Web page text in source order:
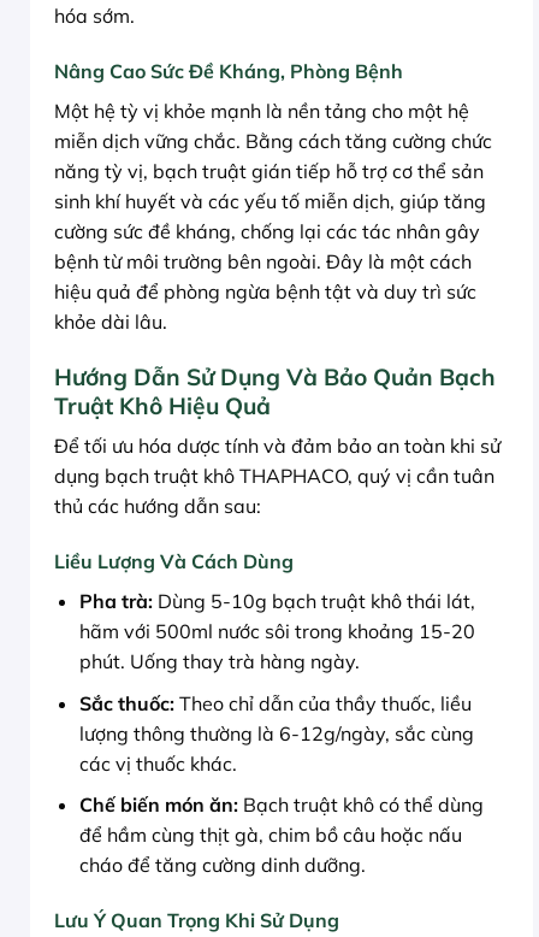
hóa sớm.
Nâng Cao Sức Đề Kháng, Phòng Bệnh
Một hệ tỳ vị khỏe mạnh là nền tảng cho một hệ
miễn dịch vững chắc. Bằng cách tăng cường chức
năng tỳ vị, bạch truật gián tiếp hỗ trợ cơ thể sản
sinh khí huyết và các yếu tố miễn dịch, giúp tăng
cường sức đề kháng, chống lại các tác nhân gây
bệnh từ môi trường bên ngoài. Đây là một cách
hiệu quả để phòng ngừa bệnh tật và duy trì sức
khỏe dài lâu.
Hướng Dẫn Sử Dụng Và Bảo Quản Bạch
Truật Khô Hiệu Quả
Để tối ưu hóa dược tính và đảm bảo an toàn khi sử
dụng bạch truật khô THAPHACO, quý vị cần tuân
thủ các hướng dẫn sau:
Liều Lượng Và Cách Dùng
Pha trà:Dùng 5-10g bạch truật khô thái lát,
hãm với 500ml nước sôi trong khoảng 15-20
phút. Uống thay trà hàng ngày.
Sắc thuốc:Theo chỉ dẫn của thầy thuốc, liều
lượng thông thường là 6-12g/ngày, sắc cùng
các vị thuốc khác.
Chế biến món ăn:Bạch truật khô có thể dùng
để hầm cùng thịt gà, chim bồ câu hoặc nấu
cháo để tăng cường dinh dưỡng.
Lưu Ý Quan Trọng Khi Sử Dụng